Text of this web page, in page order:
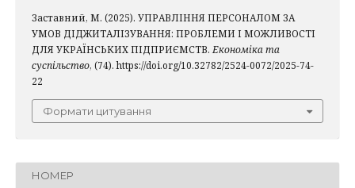
Заставний, М. (2025). УПРАВЛІННЯ ПЕРСОНАЛОМ ЗА
УМОВ ДІДЖИТАЛІЗУВАННЯ: ПРОБЛЕМИ І МОЖЛИВОСТІ
ДЛЯ УКРАЇНСЬКИХ ПІДПРИЄМСТВ. Економіка та
суспільство, (74). https://doi.org/10.32782/2524-0072/2025-74-
22
Формати цитування
НОМЕР